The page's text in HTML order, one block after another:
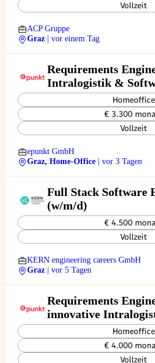
Vollzeit
ACP Gruppe
Graz
| vor einem Tag
Requirements
Intralogistik &
Homeoffice
€ 3.300
Vollzeit
epunkt GmbH
Graz, Home-Office
| vor 3 Tagen
Full Stack Software
(w/m/d)
€ 4.500
Vollzeit
KERN engineering careers GmbH
Graz
| vor 5 Tagen
Requirements
innovative
Homeoffice
€ 4.000
Vollzeit